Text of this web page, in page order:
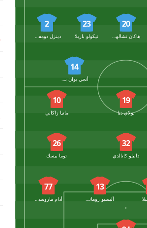
20
هاكان تشالهان أوغلو
23
نيكولو باريلا
2
14
أنجي يوان بوني
19
بولاي ديا
10
ماتيا زاكاني
32
دانيلو كاتالدي
26
توما بيسك
13
77